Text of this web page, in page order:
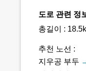
도로 관련 정
총길이 :
추천 노선 :
지우공 부두